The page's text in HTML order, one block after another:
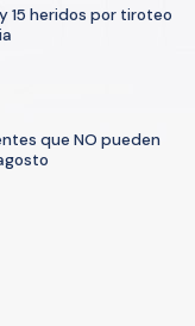
15 heridos por tiroteo
que NO pueden